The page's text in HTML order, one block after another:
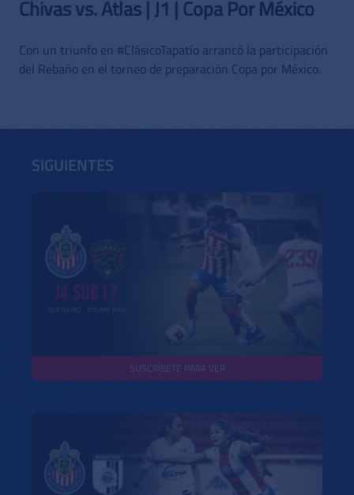
Chivas vs. Atlas | J1 | Copa Por México
Con un triunfo en #ClásicoTapatío arrancó la participación
del Rebaño en el torneo de preparación Copa por México.
SIGUIENTES
SUSCRÍBETE PARA VER